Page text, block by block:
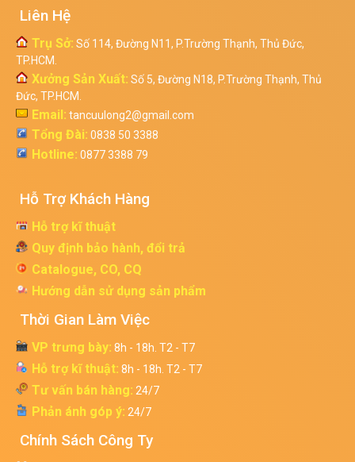
Liên Hệ
Trụ Sở: Số 114, Đường N11, P.Trường Thạnh, Thủ Đức,
TP.HCM.
Xưởng Sản Xuất: Số 5, Đường N18, P.Trường Thạnh, Thủ
Đức, TP.HCM.
Email: tancuulong2@gmail.com
Tổng Đài: 0838 50 3388
Hotline: 0877 3388 79
Hỗ Trợ Khách Hàng
Hỗ trợ kĩ thuật
Quy định bảo hành, đổi trả
Catalogue, CO, CQ
Hướng dẫn sử dụng sản phẩm
Thời Gian Làm Việc
VP trưng bày: 8h - 18h. T2 - T7
Hỗ trợ kĩ thuật: 8h - 18h. T2 - T7
Tư vấn bán hàng: 24/7
Phản ánh góp ý: 24/7
Chính Sách Công Ty